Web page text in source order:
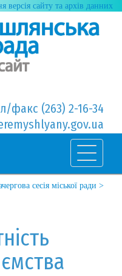
версія сайту та архів данних
факс (263) 2-16-34
сесія міської ради >